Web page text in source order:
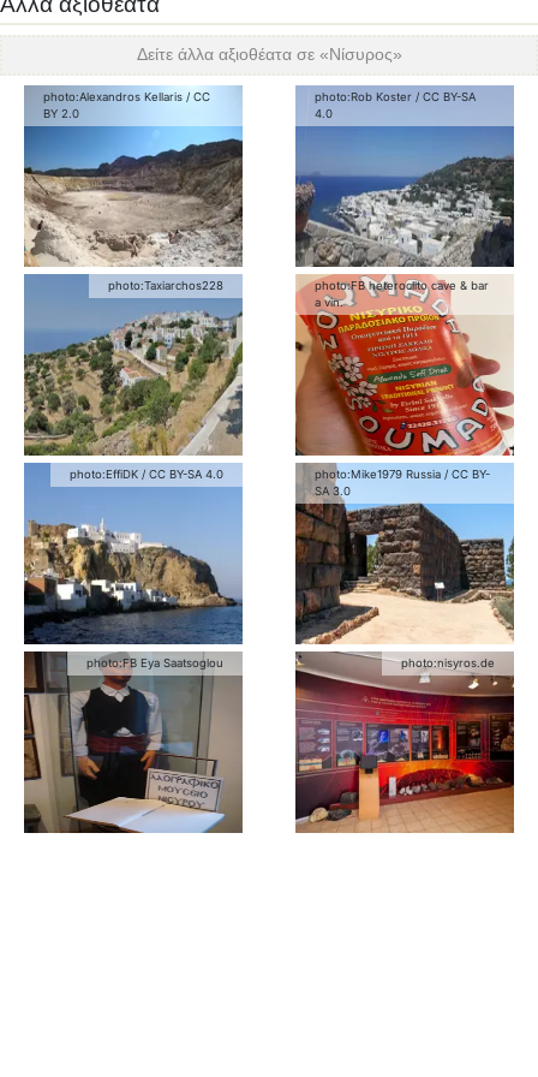
Δείτε άλλα αξιοθέατα σε «Νίσυρος»
photo:Alexandros Kellaris / CC
BY 2.0
photo:Rob Koster / CC BY-SA
4.0
photo:Taxiarchos228 photo:FB heteroclito cave & bar
a vin.
photo:EffiDK / CC BY-SA 4.0 photo:Mike1979 Russia / CC BY-
SA 3.0
photo:FB Eya Saatsoglou photo:nisyros.de